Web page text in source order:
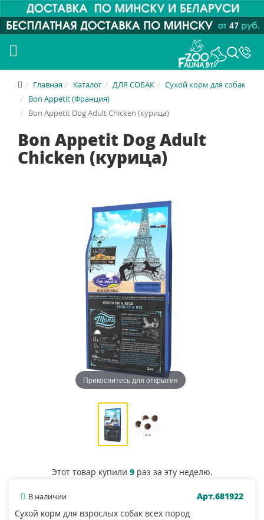
Главная Каталог ДЛЯ СОБАК
Сухой корм для собак
Bon Appetit (Франция)
Bon Appetit Dog Adult Chicken (курица)
Bon Appetit Dog Adult
Chicken (курица)
Прикоснитесь для открытия
Этот товар купили 9раз за эту неделю.
В наличии
Арт.681922
Сухой корм для взрослых собак всех пород